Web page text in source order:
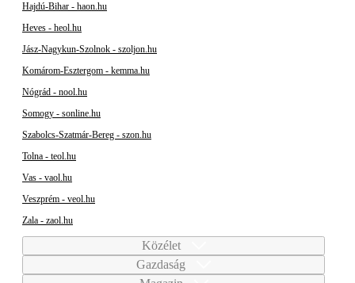
Hajdú-Bihar - haon.hu
Heves - heol.hu
Jász-Nagykun-Szolnok - szoljon.hu
Komárom-Esztergom - kemma.hu
Nógrád - nool.hu
Somogy - sonline.hu
Szabolcs-Szatmár-Bereg - szon.hu
Tolna - teol.hu
Vas - vaol.hu
Veszprém - veol.hu
Zala - zaol.hu
Közélet
Gazdaság